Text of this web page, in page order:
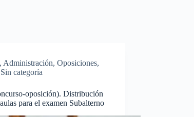
, Administración,Oposiciones,
Sin categoría
oposición). Distribución
para el examen Subalterno